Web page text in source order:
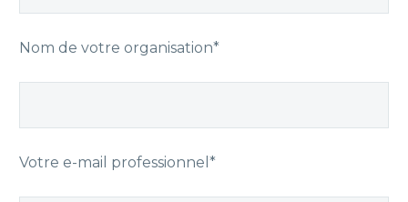
Nom de votre organisation*
Votre e-mail professionnel*